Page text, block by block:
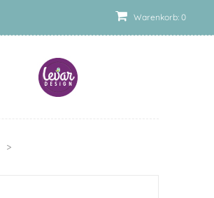
Warenkorb: 0
>